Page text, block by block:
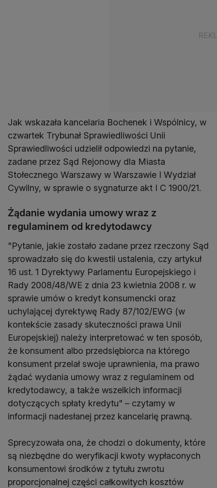
Jak wskazała kancelaria Bochenek i Wspólnicy, w
czwartek Trybunał Sprawiedliwości Unii
Sprawiedliwości udzielił odpowiedzi na pytanie,
zadane przez Sąd Rejonowy dla Miasta
Stołecznego Warszawy w Warszawie I Wydział
Cywilny, w sprawie o sygnaturze akt I C 1900/21.
Żądanie wydania umowy wraz z
regulaminem od kredytodawcy
"Pytanie, jakie zostało zadane przez rzeczony Sąd
sprowadzało się do kwestii ustalenia, czy artykuł
16 ust. 1 Dyrektywy Parlamentu Europejskiego i
Rady 2008/48/WE z dnia 23 kwietnia 2008 r. w
sprawie umów o kredyt konsumencki oraz
uchylającej dyrektywę Rady 87/102/EWG (w
kontekście zasady skuteczności prawa Unii
Europejskiej) należy interpretować w ten sposób,
że konsument albo przedsiębiorca na którego
konsument przelał swoje uprawnienia, ma prawo
żądać wydania umowy wraz z regulaminem od
kredytodawcy, a także wszelkich informacji
dotyczących spłaty kredytu" – czytamy w
informacji nadesłanej przez kancelarię prawną.
Sprecyzowała ona, że chodzi o dokumenty, które
są niezbędne do weryfikacji kwoty wypłaconych
konsumentowi środków z tytułu zwrotu
proporcjonalnej części całkowitych kosztów